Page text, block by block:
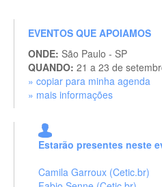
EVENTOS QUE APOIAMOS
ONDE: São Paulo - SP
QUANDO: 21 a 23 de
» copiar para minha agenda
» mais informações
Estarão presentes neste
Camila Garroux (Cetic.br)